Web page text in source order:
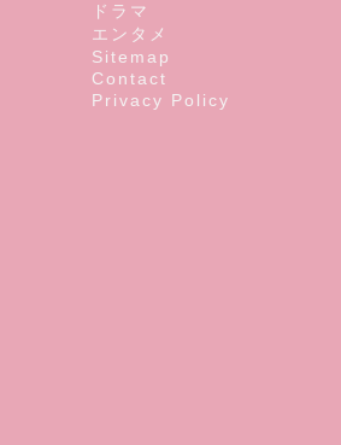
ドラマ
エンタメ
Sitemap
Contact
Privacy Policy